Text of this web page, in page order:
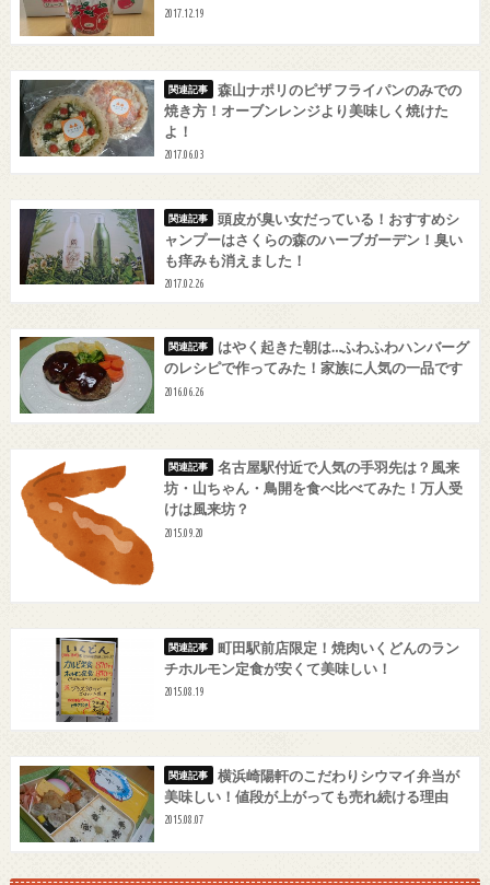
2017.12.19
森山ナポリのピザ フライパンのみでの
焼き方！オーブンレンジより美味しく焼けた
よ！
2017.06.03
頭皮が臭い女だっている！おすすめシ
ャンプーはさくらの森のハーブガーデン！臭い
も痒みも消えました！
2017.02.26
はやく起きた朝は…ふわふわハンバーグ
のレシピで作ってみた！家族に人気の一品です
2016.06.26
名古屋駅付近で人気の手羽先は？風来
坊・山ちゃん・鳥開を食べ比べてみた！万人受
けは風来坊？
2015.09.20
町田駅前店限定！焼肉いくどんのラン
チホルモン定食が安くて美味しい！
2015.08.19
横浜崎陽軒のこだわりシウマイ弁当が
美味しい！値段が上がっても売れ続ける理由
2015.08.07